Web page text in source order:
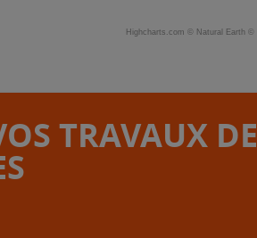
Highcharts.com © Natural Earth ©
TRAVAUX DE